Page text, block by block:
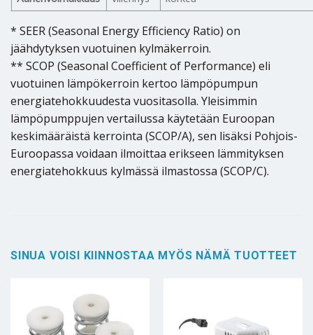
* SEER (Seasonal Energy Efficiency Ratio) on
jäähdytyksen vuotuinen kylmäkerroin.
** SCOP (Seasonal Coefficient of Performance) eli
vuotuinen lämpökerroin kertoo lämpöpumpun
energiatehokkuudesta vuositasolla. Yleisimmin
lämpöpumppujen vertailussa käytetään Euroopan
keskimääräistä kerrointa (SCOP/A), sen lisäksi Pohjois-
Euroopassa voidaan ilmoittaa erikseen lämmityksen
energiatehokkuus kylmässä ilmastossa (SCOP/C).
SINUA VOISI KIINNOSTAA MYÖS NÄMÄ TUOTTEET